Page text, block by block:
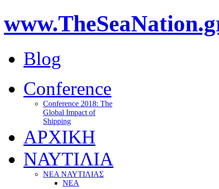
Blog
Conference
Conference 2018: The
Global Impact of
Shipping
ΑΡΧΙΚΗ
ΝΑΥΤΙΛΙΑ
ΝΕΑ ΝΑΥΤΙΛΙΑΣ
ΝΕΑ